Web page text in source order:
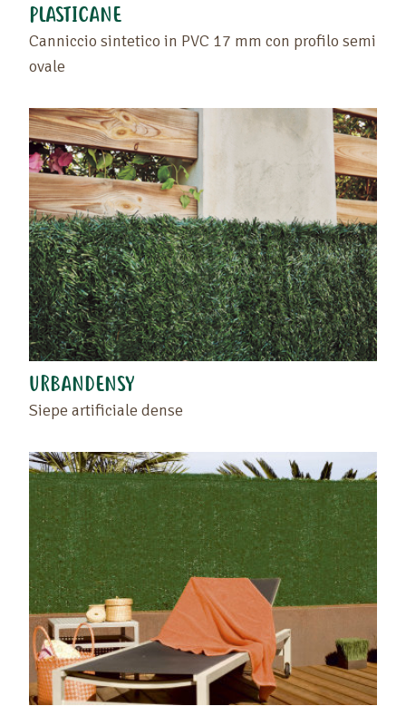
PLASTICANE
Canniccio sintetico in PVC 17 mm con profilo semi
ovale
URBANDENSY
Siepe artificiale dense